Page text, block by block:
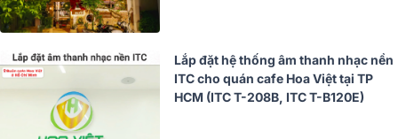
Lắp đặt hệ thống âm thanh nhạc nền
ITC cho quán cafe Hoa Việt tại TP
HCM (ITC T-208B, ITC T-B120E)